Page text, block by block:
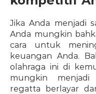
Jika Anda menjadi
Anda mungkin
cara untuk
keuangan Anda.
olahraga ini di
mungkin
regatta berlayar